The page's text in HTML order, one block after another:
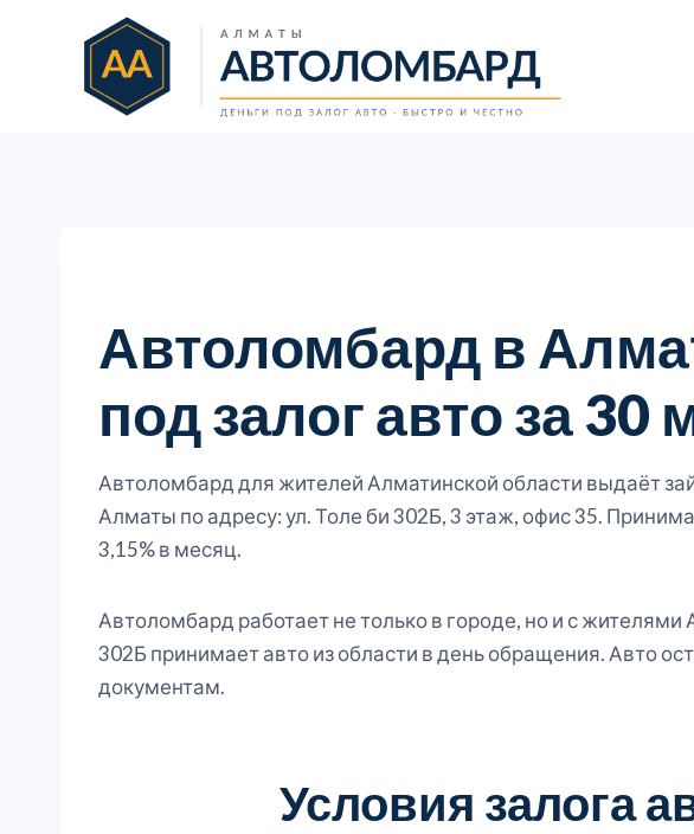
содержимому
Автоломбард в
под залог авто за 30
Автоломбард для жителей Алматинской области выдаёт
Алматы по адресу: ул. Толе би 302Б, 3 этаж, офис 35.
3,15% в месяц.
Автоломбард работает не только в городе, но и с
302Б принимает авто из области в день обращения. Авто
документам.
Условия залога